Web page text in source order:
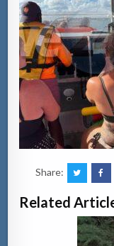
Share:
Related